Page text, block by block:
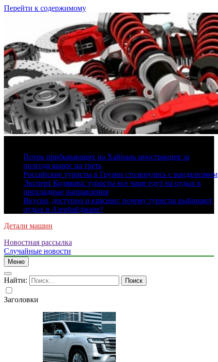
Перейти к содержимому
Поток прибывающих на Хайнань иностранцев за
полгода вырос на треть
Российские туристы в Грузии столкнулись с вандализмом
Эксперт Кодякова: туристы все чаще едут на отдых в
прохладные направления
Вкусно, доступно и красиво: почему туристы выбирают
отдых в Азербайджане?
Детали машин
Новостная рассылка
Случайные новости
Меню
Найти:
Заголовки